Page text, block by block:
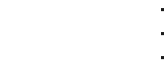
•
•
•